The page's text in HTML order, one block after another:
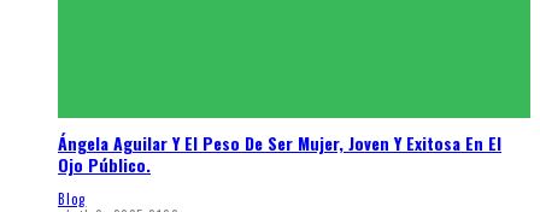
Ángela Aguilar Y El Peso De Ser Mujer, Joven Y Exitosa En El
Ojo Público.
Blog